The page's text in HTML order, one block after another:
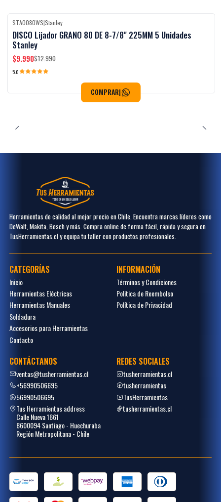
-23%OFF Black Week
STA0080WS|Stanley
DISCO Lijador GRANO 80 DE 8-7/8" 225MM 5 Unidades
Stanley
$9.990$12.990
5.0
COMPRAR|
Herramientas de calidad al mejor precio en Chile. Encuentra marcas líderes como
DeWalt, Makita, Bosch y más. Compra online de forma fácil, rápida y segura en
TusHerramientas.cl y equipa tu taller con productos profesionales.
CATEGORÍAS
Inicio
Herramientas Eléctricas
Herramientas Manuales
Soldadura
Accesorios para Herramientas
Contacto
INFORMACIÓN
Términos y Condiciones
Politica de Reembolso
Política de Privacidad
CONTÁCTANOS
ventas@tusherramientas.cl
+56990506695
56990506695
Tus Herramientas address
Calle Nueva 1661
8600094 Santiago - Huechuraba
Región Metropolitana - Chile
REDES SOCIALES
tusherramientas.cl
tusherramientas
TusHerramientas
tusherramientas.cl